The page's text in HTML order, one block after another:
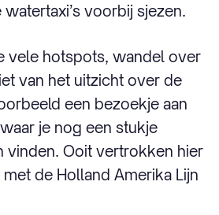
watertaxi’s voorbij sjezen.
vele hotspots, wandel over
van het uitzicht over de
een bezoekje aan
je nog een stukje
vinden. Ooit vertrokken hier
de Holland Amerika Lijn